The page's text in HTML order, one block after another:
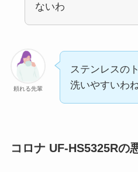
ないわ
頼れる先輩
ステンレスの
洗いやすいわ
コロナ UF-HS5325Rの